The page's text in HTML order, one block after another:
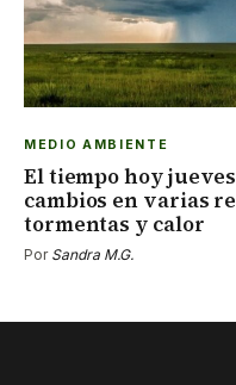
MEDIO AMBIENTE
El tiempo hoy
cambios en varias
tormentas y calor
Por Sandra M.G.